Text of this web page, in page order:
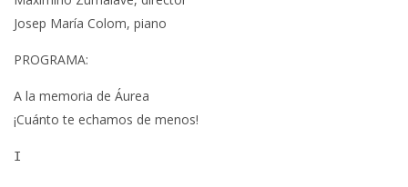
Josep María Colom, piano
PROGRAMA:
A la memoria de Áurea
¡Cuánto te echamos de menos!
I